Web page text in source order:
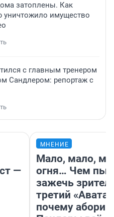
затоплены. Как
уничтожило имущество
с главным тренером
Сандлером: репортаж с
—
МНЕНИЕ
Мало, мало,
огня… Чем
зажечь
третий
почему